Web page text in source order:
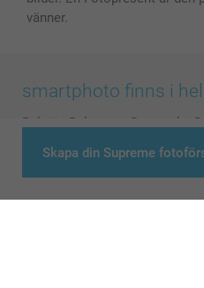
Skapa din Supreme
vänner.
smartphoto finns i
België Belgique Danmark
Nederland Norge